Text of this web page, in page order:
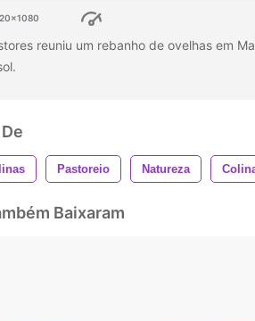
reuniu um rebanho de ovelhas em
Pastoreio Natureza
Baixaram